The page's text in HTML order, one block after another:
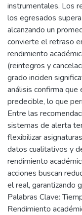
instrumentales. Los
los egresados
alcanzando un
convierte el retraso
rendimiento
(reintegros y
grado inciden
análisis confirma
predecible, lo que
Entre las
sistemas de alerta
flexibilizar
datos cualitativos y
rendimiento
acciones buscan
el real, garantizando
Palabras Clave:
Rendimiento